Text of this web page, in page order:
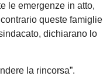
le emergenze in atto,
queste famiglie
dichiarano lo
la rincorsa”.